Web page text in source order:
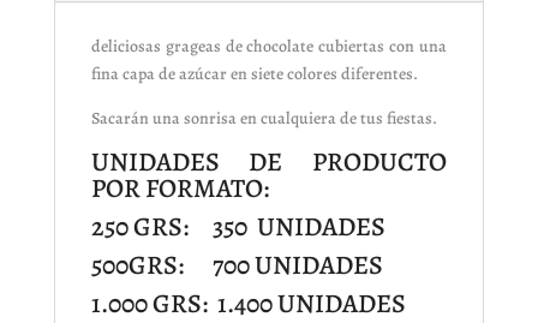
deliciosas grageas de chocolate cubiertas con una
fina capa de azúcar en siete colores diferentes.
Sacarán una sonrisa en cualquiera de tus fiestas.
UNIDADES DE PRODUCTO
POR FORMATO:
250 GRS: 350 UNIDADES
500GRS: 700 UNIDADES
1.000 GRS: 1.400 UNIDADES